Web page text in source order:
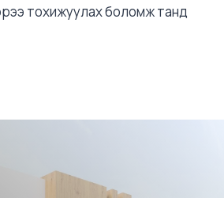
тохижуулах боломж танд